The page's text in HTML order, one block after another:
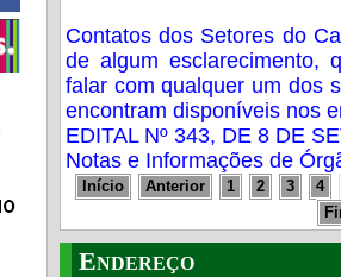
Contatos dos Setores do
de algum esclarecimento,
falar com qualquer um dos
encontram disponíveis nos
EDITAL Nº 343, DE 8 DE
Notas e Informações de
Início Anterior 1 2 3
4
Endereço